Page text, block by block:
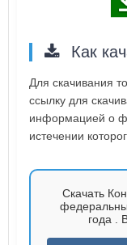
Как
Для скачивания
ссылку для
информацией о
истечении
Скачать
года .